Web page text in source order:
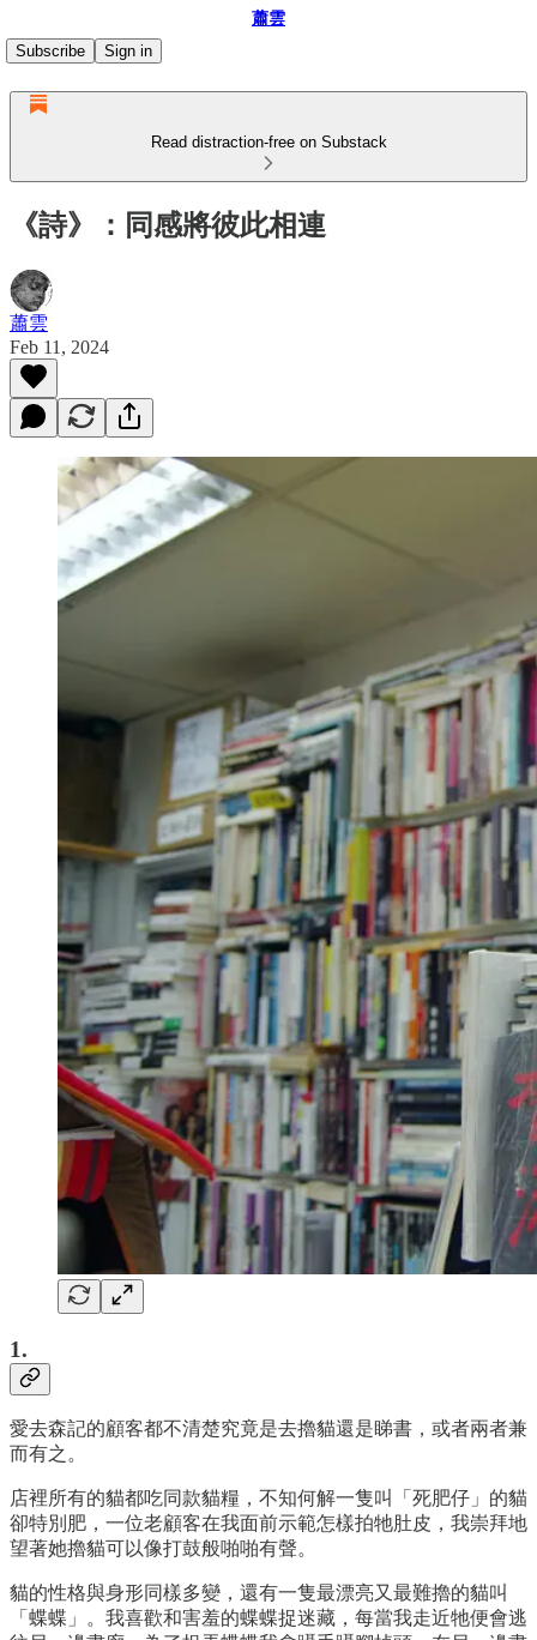
蕭雲
Subscribe
Sign in
Read distraction-free on Substack
《詩》：同感將彼此相連
蕭雲
Feb 11, 2024
1.
愛去森記的顧客都不清楚究竟是去擼貓還是睇書，或者兩者兼
而有之。
店裡所有的貓都吃同款貓糧，不知何解一隻叫「死肥仔」的貓
卻特別肥，一位老顧客在我面前示範怎樣拍牠肚皮，我崇拜地
望著她擼貓可以像打鼓般啪啪有聲。
貓的性格與身形同樣多變，還有一隻最漂亮又最難擼的貓叫
「蝶蝶」。我喜歡和害羞的蝶蝶捉迷藏，每當我走近牠便會逃